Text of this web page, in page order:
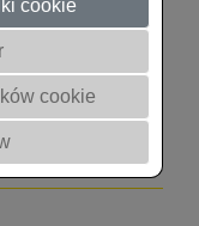
cookie
cookie
–
na
RAPOOL
FB